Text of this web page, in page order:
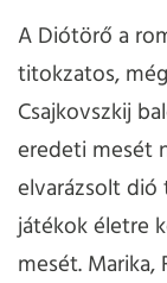
A Diótörő a
titokzatos,
Csajkovszkij
eredeti mesét
elvarázsolt dió
játékok életre
mesét. Marika,